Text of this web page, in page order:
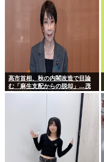
高市首相、秋の内閣改造で目論
む「麻生支配からの脱却」…茂
木敏充氏も小林鷹之氏もクビ